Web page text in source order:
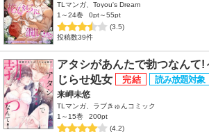
TLマンガ、Toyou's Dream
1～24巻
0pt～55pt
(3.5)
投稿数39件
アタシがあんたで勃つなんて!
じらせ処女
来岬未悠
TLマンガ、ラブきゅんコミック
1～15巻
200pt
(4.2)